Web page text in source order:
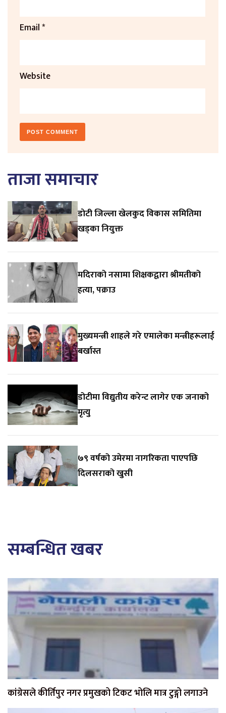
Email*
Website
ताजा समाचार
डाेटी जिल्ला खेलकुद विकास समितिमा
खड्का नियुक्त
मदिराको नसामा शिक्षकद्वारा श्रीमतीको
हत्या, पक्राउ
मुख्यमन्त्री शाहले गरे एमालेका मन्त्रीहरूलाई
बर्खास्त
डोटीमा विद्युतीय करेन्ट लागेर एक जनाको
मृत्यु
७९ वर्षको उमेरमा नागरिकता पाएपछि
दिलसराको खुसी
सम्बन्धित खबर
कांग्रेसले कीर्तिपुर नगर प्रमुखको टिकट भोलि मात्र टुङ्गो लगाउने